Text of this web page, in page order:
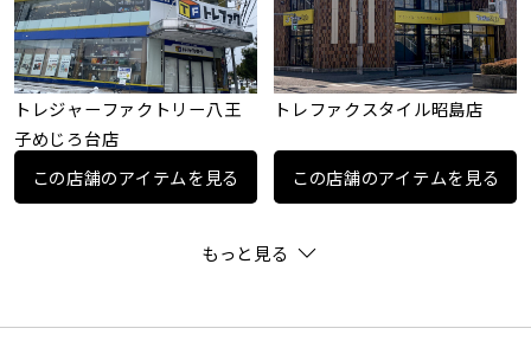
トレジャーファクトリー八王
子めじろ台店
この店舗のアイテムを見る
トレファクスタイル昭島店
この店舗のアイテムを見る
もっと見る